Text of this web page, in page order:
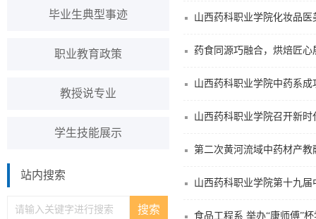
毕业生典型事迹
职业教育政策
教授说专业
学生技能展示
站内搜索
山西药科职业学院化妆品
药食同源巧融合，烘焙匠
山西药科职业学院中药系
山西药科职业学院召开新
第二次黄河流域中药材产
山西药科职业学院第十九
食品工程系 举办“康师傅”